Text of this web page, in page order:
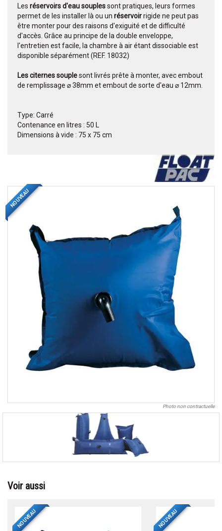
Les réservoirs d'eau souplessont pratiques, leurs formes
permet de les installer là ou un réservoirrigide ne peut pas
être monter pour des raisons d'exiguité et de difficulté
d'accès. Grâce au principe de la double enveloppe,
l'entretien est facile, la chambre à air étant dissociable est
disponible séparément (REF. 18032)
Les citernes souplesont livrés prête à monter, avec embout
de remplissage ⌀ 38mm et embout de sorte d'eau ⌀ 12mm.
Type: Carré
Contenance en litres : 50 L
Dimensions à vide : 75 x 75 cm
NOUVEAU
Photo non contractuelle
Voir aussi
NOUVEAU NOUVEAU